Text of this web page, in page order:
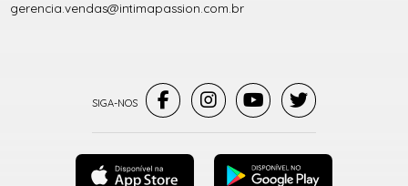
gerencia.vendas@intimapassion.com.br